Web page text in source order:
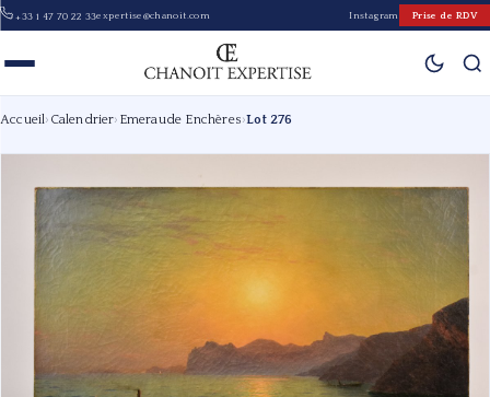
+33 1 47 70 22 33expertise@chanoit.com Instagram Prise de RDV
Accueil› Calendrier› Emeraude Enchères›Lot 276